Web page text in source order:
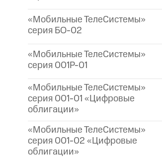
«Мобильные ТелеСистемы»
серия БО-02
«Мобильные ТелеСистемы»
серия 001P-01
«Мобильные ТелеСистемы»
серия 001-01 «Цифровые
облигации»
«Мобильные ТелеСистемы»
серия 001-02 «Цифровые
облигации»